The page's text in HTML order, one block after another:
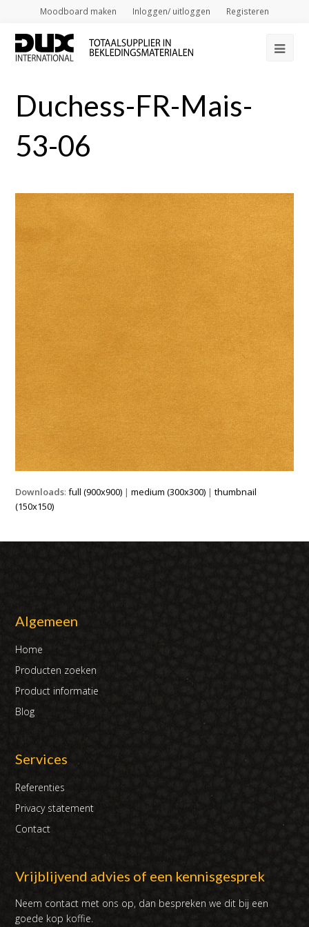
Moodboard maken Inloggen/ uitloggen Registeren
Duchess-FR-Mais-
53-06
Downloads:full (900x900) |medium (300x300) |thumbnail
(150x150)
Algemeen
Home
Producten zoeken
Product informatie
Blog
Services
Referenties
Privacy statement
Contact
Vrijblijvend advies of een kennisgesprek
Neem contact met ons op, dan bespreken we dit bij een
goede kop koffie.